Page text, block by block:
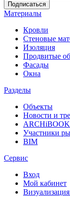
Материалы
Кровли
Стеновые
Изоляция
Продвитые
Фасады
Окна
Разделы
Объекты
Новости и
Участники
BIM
Сервис
Вход
Мой кабинет
Визуализация